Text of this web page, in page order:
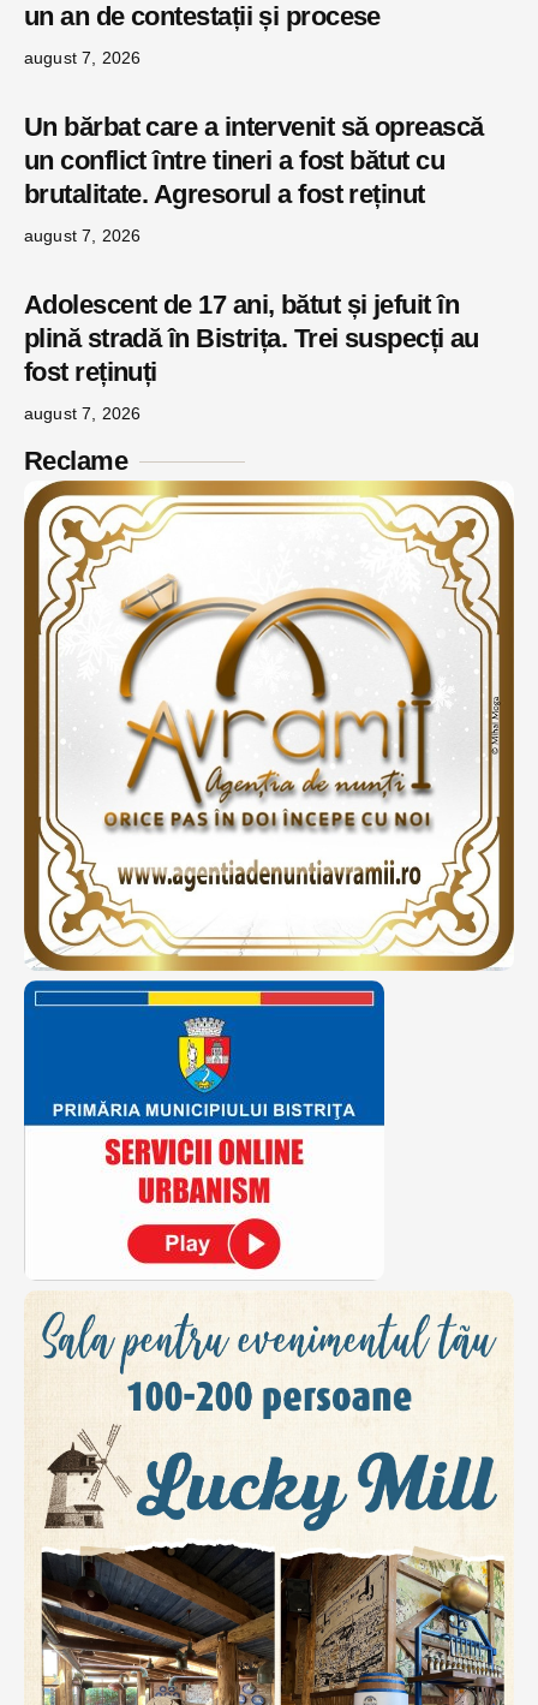
un an de contestații și procese
august 7, 2026
Un bărbat care a intervenit să oprească
un conflict între tineri a fost bătut cu
brutalitate. Agresorul a fost reținut
august 7, 2026
Adolescent de 17 ani, bătut și jefuit în
plină stradă în Bistrița. Trei suspecți au
fost reținuți
august 7, 2026
Reclame